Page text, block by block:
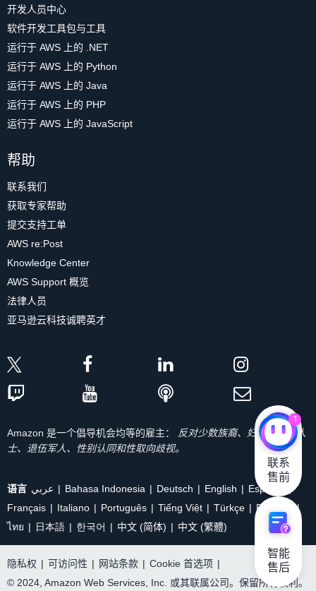
开发人员中心
软件开发工具包与工具
运行于 AWS 上的 .NET
运行于 AWS 上的 Python
运行于 AWS 上的 Java
运行于 AWS 上的 PHP
运行于 AWS 上的 JavaScript
帮助
联系我们
获取专家帮助
提交支持工单
AWS re:Post
Knowledge Center
AWS Support 概览
法律人员
亚马逊云科技诚聘英才
Amazon 是一个倡导机会均等的雇主：
反对少数族裔、妇女、残疾人
士、退伍军人、性别认同和性取向歧视。
语言 عربي Bahasa Indonesia Deutsch English
Español
Français
Italiano Português Tiếng Việt Türkçe
Ρусский
ไทย
日本語 한국어 中文 (简体) 中文 (繁體)
隐私权 | 可访问性 | 网站条款 | Cookie 首选项 |
© 2024, Amazon Web Services, Inc. 或其联属公司。保留所有权利。
1
联系
售前
智能
售后